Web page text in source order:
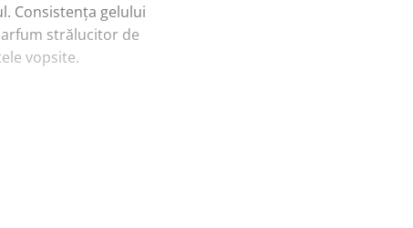
Consistența gelului
strălucitor de
vopsite.
de gel îmbunătățită
evaporare mai lentă,
glazur uniform de gel,